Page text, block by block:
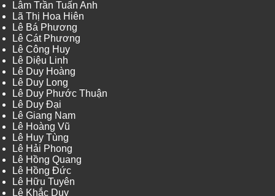
Lâm Trần Tuấn Anh
Lã Thị Hoa Hiên
Lê Bá Phương
Lê Cát Phương
Lê Công Huy
Lê Diệu Linh
Lê Duy Hoàng
Lê Duy Long
Lê Duy Phước Thuận
Lê Duy Đại
Lê Giang Nam
Lê Hoàng Vũ
Lê Huy Tùng
Lê Hải Phong
Lê Hồng Quang
Lê Hồng Đức
Lê Hữu Tuyên
Lê Khắc Duy